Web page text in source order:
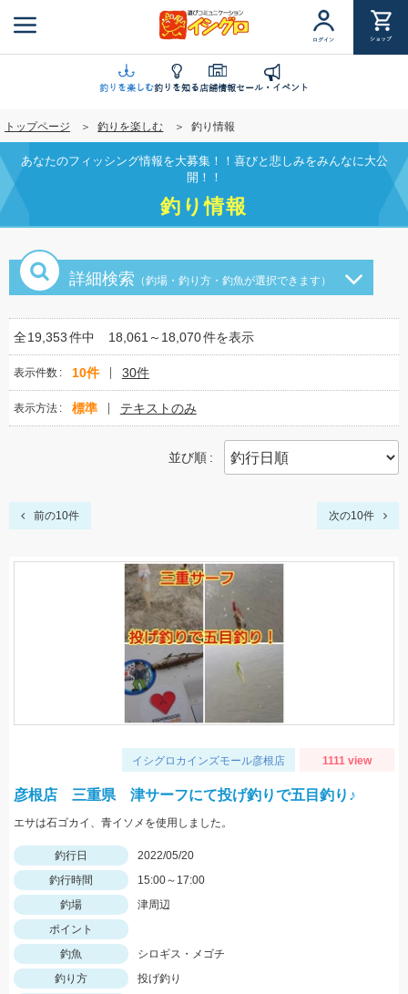
ン
に
移
動
ログイン ショップ
釣りを楽しむ釣りを知る店舗情報セール・イベント
トップページ 釣りを楽しむ 釣り情報
あなたのフィッシング情報を大募集！！喜びと悲しみをみんなに大公
開！！
釣り情報
詳細検索 （釣場・釣り方・釣魚が選択できます）
全19,353件中 18,061～18,070件を表示
表示件数 10件 30件
表示方法 標準 テキストのみ
並び順
前の10件 次の10件
イシグロカインズモール彦根店 1111 view
彦根店 三重県 津サーフにて投げ釣りで五目釣り♪
エサは石ゴカイ、青イソメを使用しました。
釣行日
2022/05/20
釣行時間
15:00～17:00
釣場
津周辺
ポイント
釣魚
シロギス・メゴチ
釣り方
投げ釣り